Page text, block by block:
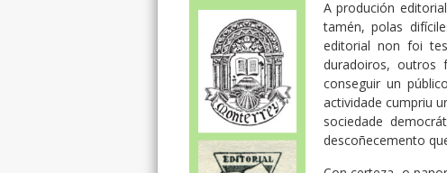
A produción
tamén, polas
editorial non foi
duradoiros, outros
conseguir un
actividade cumpriu
sociedade
descoñecemento